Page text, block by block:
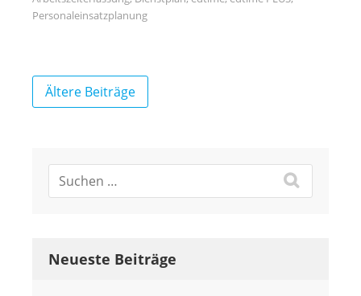
Personaleinsatzplanung
Beitragsnavigation
Ältere Beiträge
Neueste Beiträge